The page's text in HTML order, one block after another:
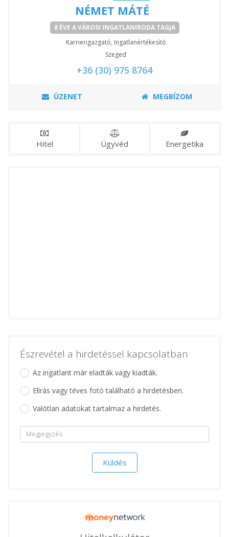
NÉMET MÁTÉ
8 ÉVE A VÁROSI INGATLANIRODA TAGJA
Karrierigazgató, Ingatlanértékesítő
Szeged
+36 (30) 975 8764
ÜZENET MEGBÍZOM
Hitel Ügyvéd Energetika
Észrevétel a hirdetéssel kapcsolatban
Az ingatlant már eladták vagy kiadták.
Elírás vagy téves fotó található a hirdetésben.
Valótlan adatokat tartalmaz a hirdetés.